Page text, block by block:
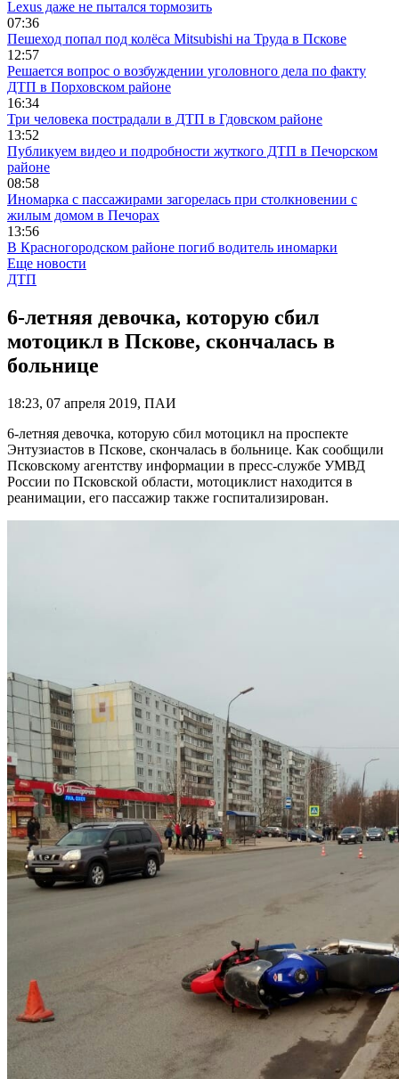
Lexus даже не пытался тормозить
07:36
Пешеход попал под колёса Mitsubishi на Труда в Пскове
12:57
Решается вопрос о возбуждении уголовного дела по факту
ДТП в Порховском районе
16:34
Три человека пострадали в ДТП в Гдовском районе
13:52
Публикуем видео и подробности жуткого ДТП в Печорском
районе
08:58
Иномарка с пассажирами загорелась при столкновении с
жилым домом в Печорах
13:56
В Красногородском районе погиб водитель иномарки
Еще новости
ДТП
6-летняя девочка, которую сбил
мотоцикл в Пскове, скончалась в
больнице
18:23, 07 апреля 2019, ПАИ
6-летняя девочка, которую сбил мотоцикл на проспекте
Энтузиастов в Пскове, скончалась в больнице. Как сообщили
Псковскому агентству информации в пресс-службе УМВД
России по Псковской области, мотоциклист находится в
реанимации, его пассажир также госпитализирован.